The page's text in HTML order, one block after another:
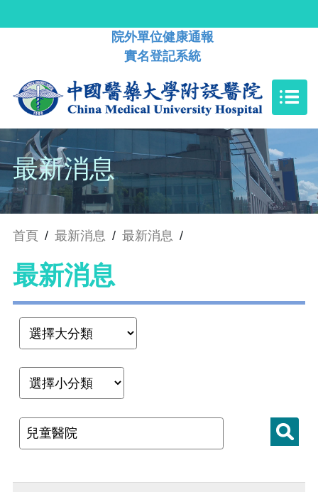
院外單位健康通報
實名登記系統
最新消息
首頁 / 最新消息 / 最新消息 /
最新消息